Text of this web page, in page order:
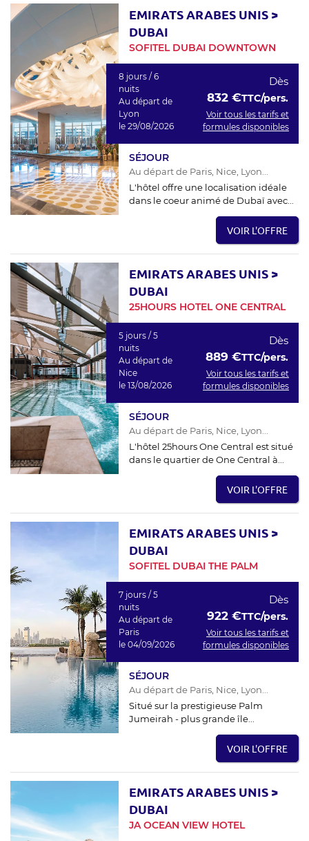
EMIRATS ARABES UNIS >
DUBAI
SOFITEL DUBAI DOWNTOWN
8 jours / 6
nuits
Au départ de
Lyon
le 29/08/2026
Dès
832 €TTC/pers.
Voir tous les tarifs et
formules disponibles
SÉJOUR
Au départ de Paris, Nice, Lyon...
L'hôtel offre une localisation idéale
dans le coeur animé de Dubaï avec...
VOIR L'OFFRE
EMIRATS ARABES UNIS >
DUBAI
25HOURS HOTEL ONE CENTRAL
5 jours / 5
nuits
Au départ de
Nice
le 13/08/2026
Dès
889 €TTC/pers.
Voir tous les tarifs et
formules disponibles
SÉJOUR
Au départ de Paris, Nice, Lyon...
L'hôtel 25hours One Central est situé
dans le quartier de One Central à...
VOIR L'OFFRE
EMIRATS ARABES UNIS >
DUBAI
SOFITEL DUBAI THE PALM
7 jours / 5
nuits
Au départ de
Paris
le 04/09/2026
Dès
922 €TTC/pers.
Voir tous les tarifs et
formules disponibles
SÉJOUR
Au départ de Paris, Nice, Lyon...
Situé sur la prestigieuse Palm
Jumeirah - plus grande île...
VOIR L'OFFRE
EMIRATS ARABES UNIS >
DUBAI
JA OCEAN VIEW HOTEL